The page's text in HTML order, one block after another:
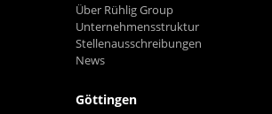
Über Rühlig Group
Unternehmensstruktur
Stellenausschreibungen
News
Göttingen